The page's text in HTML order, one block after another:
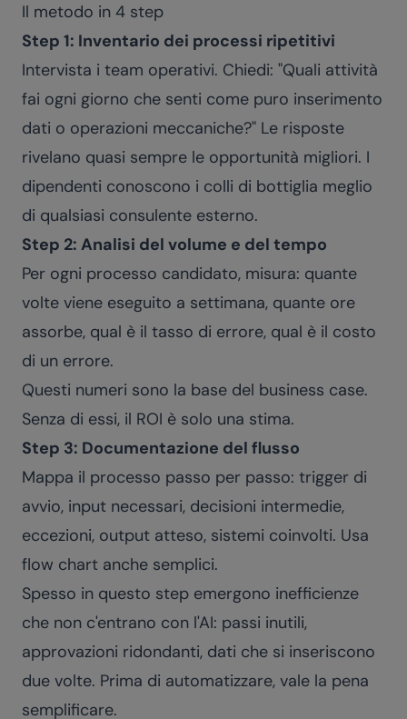
Il metodo in 4 step
Step 1: Inventario dei processi ripetitivi
Intervista i team operativi. Chiedi: "Quali attività
fai ogni giorno che senti come puro inserimento
dati o operazioni meccaniche?" Le risposte
rivelano quasi sempre le opportunità migliori. I
dipendenti conoscono i colli di bottiglia meglio
di qualsiasi consulente esterno.
Step 2: Analisi del volume e del tempo
Per ogni processo candidato, misura: quante
volte viene eseguito a settimana, quante ore
assorbe, qual è il tasso di errore, qual è il costo
di un errore.
Questi numeri sono la base del business case.
Senza di essi, il ROI è solo una stima.
Step 3: Documentazione del flusso
Mappa il processo passo per passo: trigger di
avvio, input necessari, decisioni intermedie,
eccezioni, output atteso, sistemi coinvolti. Usa
flow chart anche semplici.
Spesso in questo step emergono inefficienze
che non c'entrano con l'AI: passi inutili,
approvazioni ridondanti, dati che si inseriscono
due volte. Prima di automatizzare, vale la pena
semplificare.